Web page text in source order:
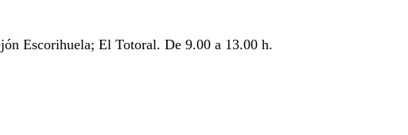
Escorihuela; El Totoral. De 9.00 a 13.00 h.